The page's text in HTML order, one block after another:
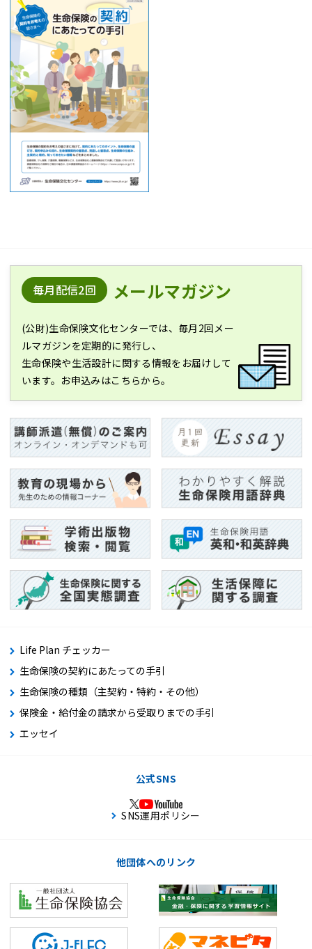
毎月配信2回 メールマガジン
(公財)生命保険文化センターでは、毎月2回メー
ルマガジンを定期的に発行し、
生命保険や生活設計に関する情報をお届けして
います。お申込みはこちらから。
Life Plan チェッカー
生命保険の契約にあたっての手引
生命保険の種類（主契約・特約・その他）
保険金・給付金の請求から受取りまでの手引
エッセイ
公式SNS
SNS運用ポリシー
他団体へのリンク